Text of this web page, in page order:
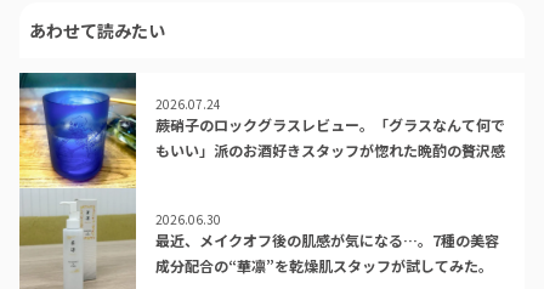
あわせて読みたい
2026.07.24
蕨硝子のロックグラスレビュー。「グラスなんて何で
もいい」派のお酒好きスタッフが惚れた晩酌の贅沢感
2026.06.30
最近、メイクオフ後の肌感が気になる…。7種の美容
成分配合の“華凛”を乾燥肌スタッフが試してみた。